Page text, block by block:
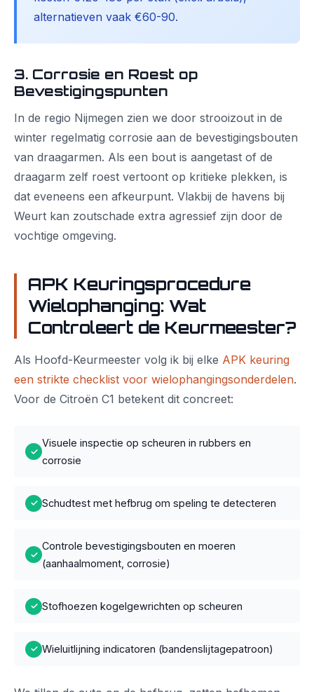
alternatieven vaak €60-90.
3. Corrosie en Roest op
Bevestigingspunten
In de regio Nijmegen zien we door strooizout in de
winter regelmatig corrosie aan de bevestigingsbouten
van draagarmen. Als een bout is aangetast of de
draagarm zelf roest vertoont op kritieke plekken, is
dat eveneens een afkeurpunt. Vlakbij de havens bij
Weurt kan zoutschade extra agressief zijn door de
vochtige omgeving.
APK Keuringsprocedure
Wielophanging: Wat
Controleert de Keurmeester?
Als Hoofd-Keurmeester volg ik bij elke APK keuring
een strikte checklist voor wielophangingsonderdelen.
Voor de Citroën C1 betekent dit concreet:
✓
Visuele inspectie op scheuren in rubbers en
corrosie
✓ Schudtest met hefbrug om speling te detecteren
✓
Controle bevestigingsbouten en moeren
(aanhaalmoment, corrosie)
✓ Stofhoezen kogelgewrichten op scheuren
✓ Wieluitlijning indicatoren (bandenslijtagepatroon)